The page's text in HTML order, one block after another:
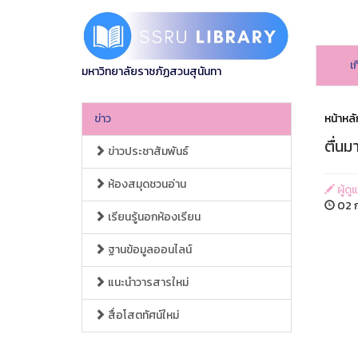
มหาวิทยาลัยราชภัฏสวนสุนันทา
ข่าว
ข่าวประชาสัมพันธ์
ห้องสมุดชวนอ่าน
เรียนรู้นอกห้องเรียน
ฐานข้อมูลออนไลน์
แนะนำวารสารใหม่
สื่อโสตทัศน์ใหม่
หน้าห
ตื่นม
ผู้ดูแ
02